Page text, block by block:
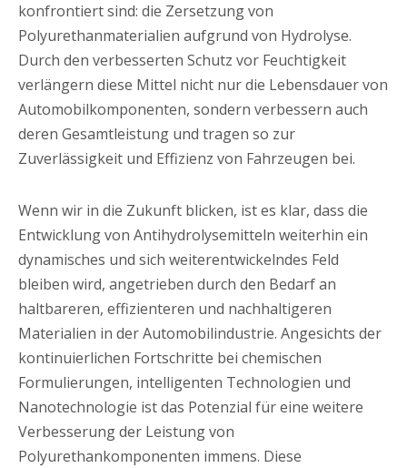
konfrontiert sind: die Zersetzung von
Polyurethanmaterialien aufgrund von Hydrolyse.
Durch den verbesserten Schutz vor Feuchtigkeit
verlängern diese Mittel nicht nur die Lebensdauer von
Automobilkomponenten, sondern verbessern auch
deren Gesamtleistung und tragen so zur
Zuverlässigkeit und Effizienz von Fahrzeugen bei.
Wenn wir in die Zukunft blicken, ist es klar, dass die
Entwicklung von Antihydrolysemitteln weiterhin ein
dynamisches und sich weiterentwickelndes Feld
bleiben wird, angetrieben durch den Bedarf an
haltbareren, effizienteren und nachhaltigeren
Materialien in der Automobilindustrie. Angesichts der
kontinuierlichen Fortschritte bei chemischen
Formulierungen, intelligenten Technologien und
Nanotechnologie ist das Potenzial für eine weitere
Verbesserung der Leistung von
Polyurethankomponenten immens. Diese